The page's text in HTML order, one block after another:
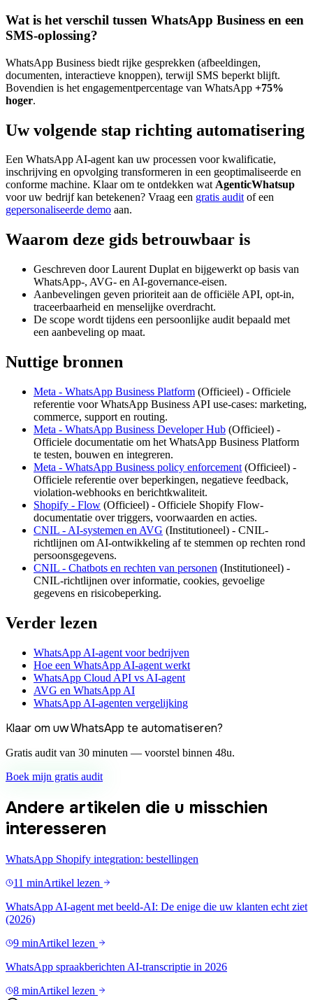
Wat is het verschil tussen WhatsApp Business en een
SMS-oplossing?
WhatsApp Business biedt rijke gesprekken (afbeeldingen,
documenten, interactieve knoppen), terwijl SMS beperkt blijft.
Bovendien is het engagementpercentage van WhatsApp +75%
hoger.
Uw volgende stap richting automatisering
Een WhatsApp AI-agent kan uw processen voor kwalificatie,
inschrijving en opvolging transformeren in een geoptimaliseerde en
conforme machine. Klaar om te ontdekken watAgenticWhatsup
voor uw bedrijf kan betekenen? Vraag een gratis auditof een
gepersonaliseerde demo aan.
Waarom deze gids betrouwbaar is
Geschreven door Laurent Duplat en bijgewerkt op basis van
WhatsApp-, AVG- en AI-governance-eisen.
Aanbevelingen geven prioriteit aan de officiële API, opt-in,
traceerbaarheid en menselijke overdracht.
De scope wordt tijdens een persoonlijke audit bepaald met
een aanbeveling op maat.
Nuttige bronnen
Meta - WhatsApp Business Platform (Officieel) - Officiele
referentie voor WhatsApp Business API use-cases: marketing,
commerce, support en routing.
Meta - WhatsApp Business Developer Hub (Officieel) -
Officiele documentatie om het WhatsApp Business Platform
te testen, bouwen en integreren.
Meta - WhatsApp Business policy enforcement (Officieel) -
Officiele referentie over beperkingen, negatieve feedback,
violation-webhooks en berichtkwaliteit.
Shopify - Flow (Officieel) - Officiele Shopify Flow-
documentatie over triggers, voorwaarden en acties.
CNIL - AI-systemen en AVG (Institutioneel) - CNIL-
richtlijnen om AI-ontwikkeling af te stemmen op rechten rond
persoonsgegevens.
CNIL - Chatbots en rechten van personen (Institutioneel) -
CNIL-richtlijnen over informatie, cookies, gevoelige
gegevens en risicobeperking.
Verder lezen
WhatsApp AI-agent voor bedrijven
Hoe een WhatsApp AI-agent werkt
WhatsApp Cloud API vs AI-agent
AVG en WhatsApp AI
WhatsApp AI-agenten vergelijking
Klaar om uw WhatsApp te automatiseren?
Gratis audit van 30 minuten — voorstel binnen 48u.
Boek mijn gratis audit
Andere artikelen die u misschien
interesseren
WhatsApp Shopify integration: bestellingen
11 minArtikel lezen
WhatsApp AI-agent met beeld-AI: De enige die uw klanten echt ziet
(2026)
9 minArtikel lezen
WhatsApp spraakberichten AI-transcriptie in 2026
8 minArtikel lezen